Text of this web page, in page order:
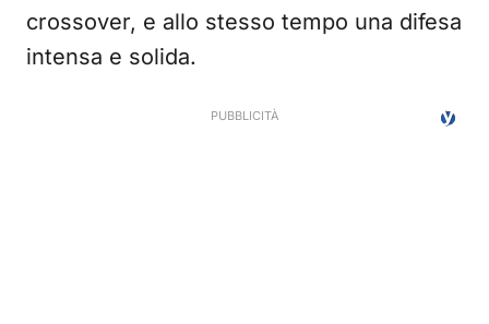
crossover, e allo stesso tempo una difesa
intensa e solida.